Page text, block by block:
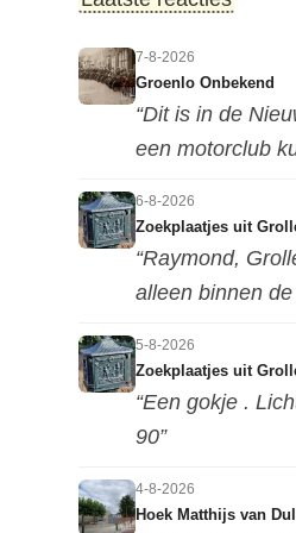
7-8-2026
Groenlo Onbekend
“Dit is in de
een motorclub
6-8-2026
Zoekplaatjes uit
“Raymond,
alleen binnen de
5-8-2026
Zoekplaatjes uit
“Een gokje .
90”
4-8-2026
Hoek Matthijs van